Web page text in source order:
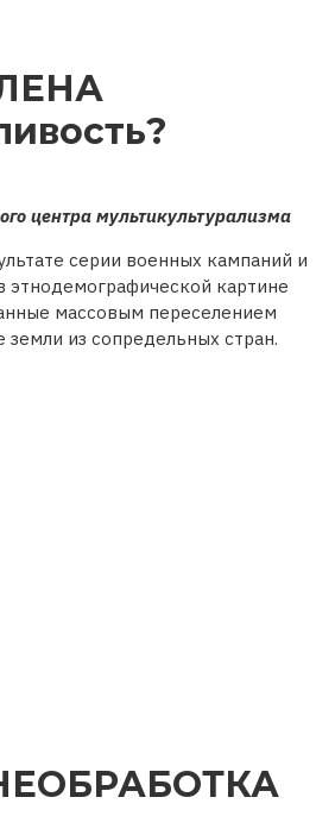
центра мультикультурализма
серии военных кампаний и
этнодемографической картине
массовым переселением
из сопредельных стран.